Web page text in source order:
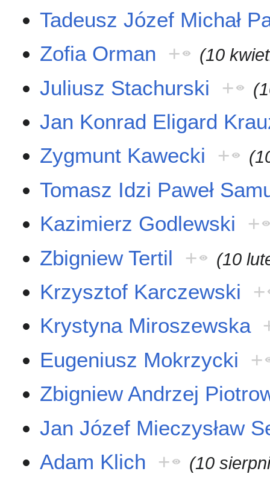
Tadeusz Józef Michał
Zofia Orman + (10
Juliusz Stachurski +
Jan Konrad Eligard
Zygmunt Kawecki
+
Tomasz Idzi Paweł
Kazimierz Godlewski
+
Zbigniew Tertil
+ (10
Krzysztof Karczewski
+
Krystyna Miroszewska
Eugeniusz Mokrzycki
+
Zbigniew Andrzej
Jan Józef Mieczysław
Adam Klich + (10